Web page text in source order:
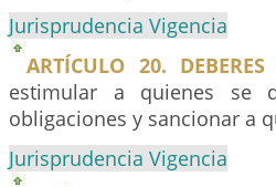
Jurisprudencia Vigencia
ARTÍCULO 20.
estimular a quienes se
obligaciones y sancionar a
Jurisprudencia Vigencia